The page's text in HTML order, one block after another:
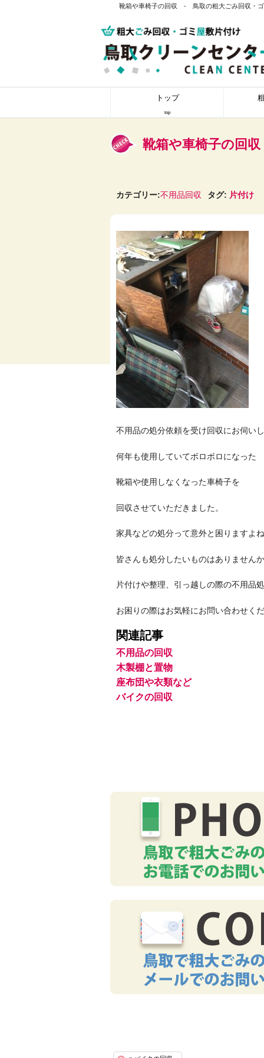
靴箱や車椅子の回収 - 鳥取の粗大ごみ回収・ゴ
トップ
top
靴箱や車椅子の回収
カテゴリー:不用品回収 タグ: 片付け
不用品の処分依頼を受け回収にお伺いし
何年も使用していてボロボロになった
靴箱や使用しなくなった車椅子を
回収させていただきました。
家具などの処分って意外と困りますよね
皆さんも処分したいものはありません
片付けや整理、引っ越しの際の不用品
お困りの際はお気軽にお問い合わせくだ
関連記事
不用品の回収
木製棚と置物
座布団や衣類など
バイクの回収